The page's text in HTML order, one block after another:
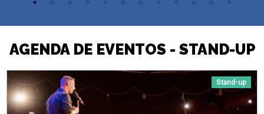
AGENDA DE EVENTOS - STAND-UP
Stand-up